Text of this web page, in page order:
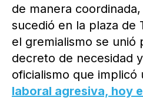
de manera
sucedió en la plaza de
el gremialismo se unió
decreto de necesidad
oficialismo que implicó
laboral agresiva, hoy